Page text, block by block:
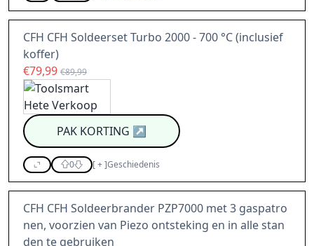
CFH CFH Soldeerset Turbo 2000 - 700 °C (inclusief
koffer)
€79,99 €89,99
PAK KORTING ↗
0 [+]Geschiedenis
CFH CFH Soldeerbrander PZP7000 met 3 gaspatro
nen, voorzien van Piezo ontsteking en in alle stan
den te gebruiken